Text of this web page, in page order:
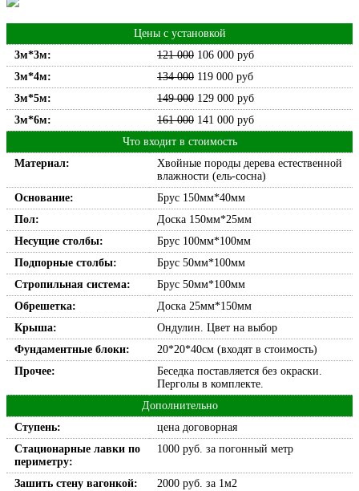
Цены с установкой
3м*3м:
121 000 106 000 руб
3м*4м:
134 000 119 000 руб
3м*5м:
149 000 129 000 руб
3м*6м:
161 000 141 000 руб
Что входит в стоимость
Материал:
Хвойные породы дерева естественной
влажности (ель-сосна)
Основание:
Брус 150мм*40мм
Пол:
Доска 150мм*25мм
Несущие столбы:
Брус 100мм*100мм
Подпорные столбы:
Брус 50мм*100мм
Стропильная система:
Брус 50мм*100мм
Обрешетка:
Доска 25мм*150мм
Крыша:
Ондулин. Цвет на выбор
Фундаментные блоки:
20*20*40см (входят в стоимость)
Прочее:
Беседка поставляется без окраски.
Перголы в комплекте.
Дополнительно
Ступень:
цена договорная
Стационарные лавки по
периметру:
1000 руб. за погонный метр
Зашить стену вагонкой: 2000 руб. за 1м2